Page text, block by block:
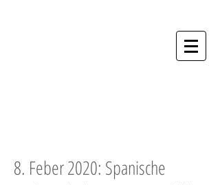
8. Feber 2020: Spanische